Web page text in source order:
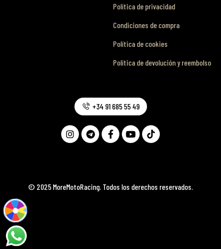
Política de privacidad
Condiciones de compra
Política de cookies
Política de devolución y reembolso
© 2025 MoreMotoRacing. Todos los derechos reservados.
+34 91 685 55 49